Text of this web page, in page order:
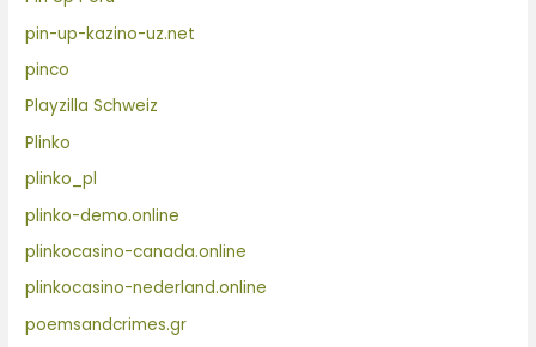
pin-up-kazino-uz.net
pinco
Playzilla Schweiz
Plinko
plinko_pl
plinko-demo.online
plinkocasino-canada.online
plinkocasino-nederland.online
poemsandcrimes.gr